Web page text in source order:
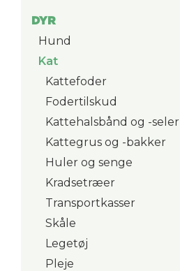
DYR
Hund
Kat
Kattefoder
Fodertilskud
Kattehalsbånd og -seler
Kattegrus og -bakker
Huler og senge
Kradsetræer
Transportkasser
Skåle
Legetøj
Pleje